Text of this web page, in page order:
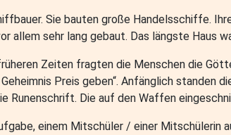
Sie bauten große Handelsschiffe.
allem sehr lang gebaut. Das längste Haus
Zeiten fragten die Menschen die
Preis geben“. Anfänglich
Runenschrift. Die auf den Waffen
einem Mitschüler / einer Mitschülerin